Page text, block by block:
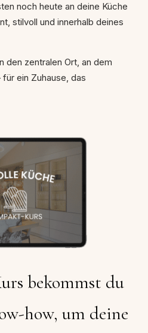
noch heute an deine Küche
stilvoll und innerhalb deines
den zentralen Ort, an dem
ein Zuhause, das
bekommst du
how, um deine